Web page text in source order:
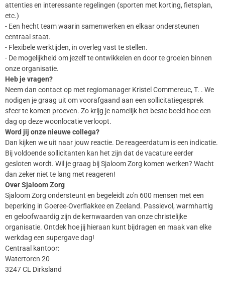
attenties en interessante regelingen (sporten met korting, fietsplan,
etc.)
- Een hecht team waarin samenwerken en elkaar ondersteunen
centraal staat.
- Flexibele werktijden, in overleg vast te stellen.
- De mogelijkheid om jezelf te ontwikkelen en door te groeien binnen
onze organisatie.
Heb je vragen?
Neem dan contact op met regiomanager Kristel Commereuc, T. . We
nodigen je graag uit om voorafgaand aan een sollicitatiegesprek
sfeer te komen proeven. Zo krijg je namelijk het beste beeld hoe een
dag op deze woonlocatie verloopt.
Word jij onze nieuwe collega?
Dan kijken we uit naar jouw reactie. De reageerdatum is een indicatie.
Bij voldoende sollicitanten kan het zijn dat de vacature eerder
gesloten wordt. Wil je graag bij Sjaloom Zorg komen werken? Wacht
dan zeker niet te lang met reageren!
Over Sjaloom Zorg
Sjaloom Zorg ondersteunt en begeleidt zo'n 600 mensen met een
beperking in Goeree-Overflakkee en Zeeland. Passievol, warmhartig
en geloofwaardig zijn de kernwaarden van onze christelijke
organisatie. Ontdek hoe jij hieraan kunt bijdragen en maak van elke
werkdag een supergave dag!
Centraal kantoor:
Watertoren 20
3247 CL Dirksland